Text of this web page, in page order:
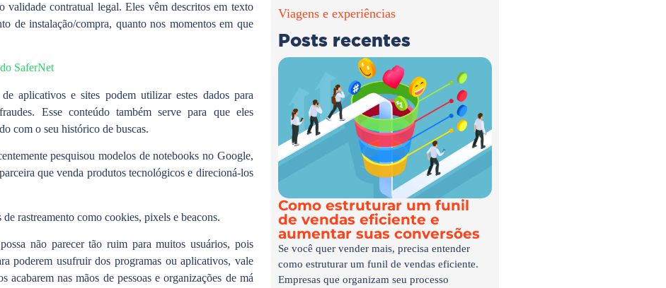
validade contratual legal. Eles vêm descritos em texto
de instalação/compra, quanto nos momentos em que
SaferNet
aplicativos e sites podem utilizar estes dados para
Esse conteúdo também serve para que eles
com o seu histórico de buscas.
pesquisou modelos de notebooks no Google,
que venda produtos tecnológicos e direcioná-los
rastreamento como cookies, pixels e beacons.
não parecer tão ruim para muitos usuários, pois
poderem usufruir dos programas ou aplicativos, vale
acabarem nas mãos de pessoas e organizações de má
Viagens e experiências
Posts recentes
Como estruturar um funil
de vendas eficiente e
aumentar suas conversões
Se você quer vender mais, precisa entender
como estruturar um funil de vendas eficiente.
Empresas que organizam seu processo